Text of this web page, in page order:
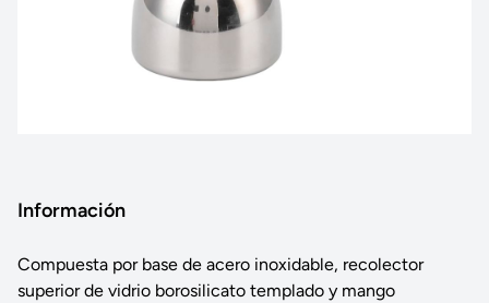
Información
Compuesta por base de acero inoxidable, recolector
superior de vidrio borosilicato templado y mango